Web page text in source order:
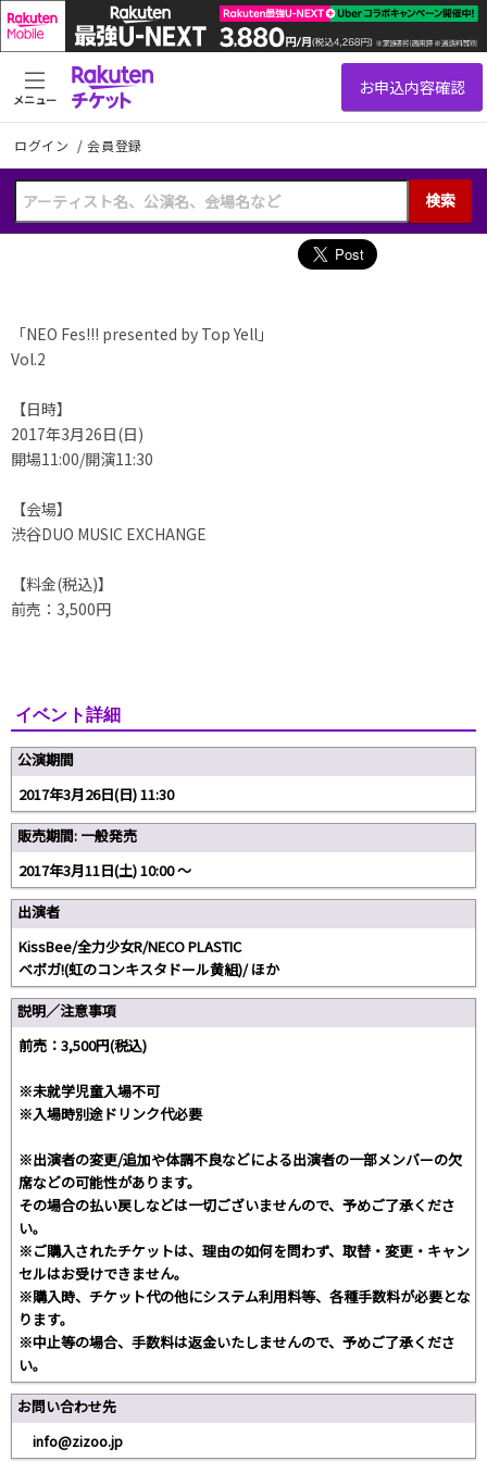
ログイン /会員登録
検索
メニュー
「NEO Fes!!! presented by Top Yell」
Vol.2
【日時】
2017年3月26日(日)
開場11:00/開演11:30
【会場】
渋谷DUO MUSIC EXCHANGE
【料金(税込)】
前売：3,500円
イベント詳細
公演期間
2017年3月26日(日) 11:30
販売期間: 一般発売
2017年3月11日(土) 10:00 〜
出演者
KissBee/全力少女R/NECO PLASTIC
ベボガ!(虹のコンキスタドール黄組)/ ほか
説明／注意事項
前売：3,500円(税込)
※未就学児童入場不可
※入場時別途ドリンク代必要
※出演者の変更/追加や体調不良などによる出演者の一部メンバーの欠
席などの可能性があります。
その場合の払い戻しなどは一切ございませんので、予めご了承くださ
い。
※ご購入されたチケットは、理由の如何を問わず、取替・変更・キャン
セルはお受けできません。
※購入時、チケット代の他にシステム利用料等、各種手数料が必要とな
ります。
※中止等の場合、手数料は返金いたしませんので、予めご了承くださ
い。
お問い合わせ先
info@zizoo.jp